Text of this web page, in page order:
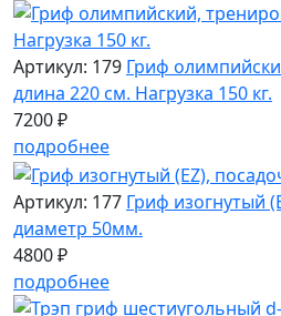
Артикул: 179 Гриф
длина 220 см. Нагрузка 150 кг.
7200 ₽
подробнее
Артикул: 177 Гриф изогнутый
диаметр 50мм.
4800 ₽
подробнее